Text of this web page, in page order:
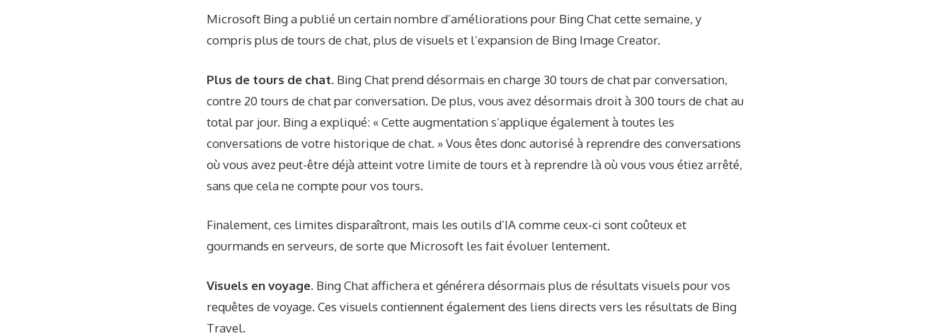
Microsoft Bing a publié un certain nombre d’améliorations pour Bing Chat cette semaine, y
compris plus de tours de chat, plus de visuels et l’expansion de Bing Image Creator.
Plus de tours de chat. Bing Chat prend désormais en charge 30 tours de chat par conversation,
contre 20 tours de chat par conversation. De plus, vous avez désormais droit à 300 tours de chat au
total par jour. Bing a expliqué: « Cette augmentation s’applique également à toutes les
conversations de votre historique de chat. » Vous êtes donc autorisé à reprendre des conversations
où vous avez peut-être déjà atteint votre limite de tours et à reprendre là où vous vous étiez arrêté,
sans que cela ne compte pour vos tours.
Finalement, ces limites disparaîtront, mais les outils d’IA comme ceux-ci sont coûteux et
gourmands en serveurs, de sorte que Microsoft les fait évoluer lentement.
Visuels en voyage. Bing Chat affichera et générera désormais plus de résultats visuels pour vos
requêtes de voyage. Ces visuels contiennent également des liens directs vers les résultats de Bing
Travel.